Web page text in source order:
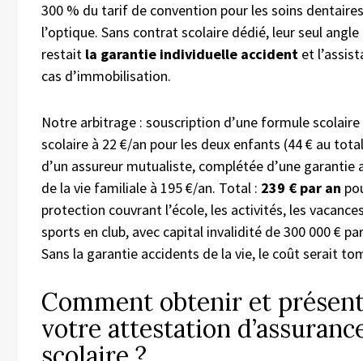
300 % du tarif de convention pour les soins
l’optique. Sans contrat scolaire dédié, leur seul
restait la garantie individuelle accident et
cas d’immobilisation.
Notre arbitrage : souscription d’une formule
scolaire à 22 €/an pour les deux enfants (44 € au
d’un assureur mutualiste, complétée d’une garantie
de la vie familiale à 195 €/an. Total : 239 € par an
protection couvrant l’école, les activités, les
sports en club, avec capital invalidité de 300 000 €
Sans la garantie accidents de la vie, le coût serait
Comment obtenir et
votre attestation